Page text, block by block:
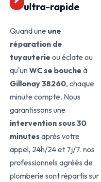
ultra-rapide
Quand une une
réparation de
tuyauterie ou éclate ou
qu'unWC se bouche à
Gillonay 38260, chaque
minute compte. Nous
garantissons une
intervention sous 30
minutes après votre
appel, 24h/24 et 7j/7. nos
professionnels agréés de
plomberie sont répartis sur